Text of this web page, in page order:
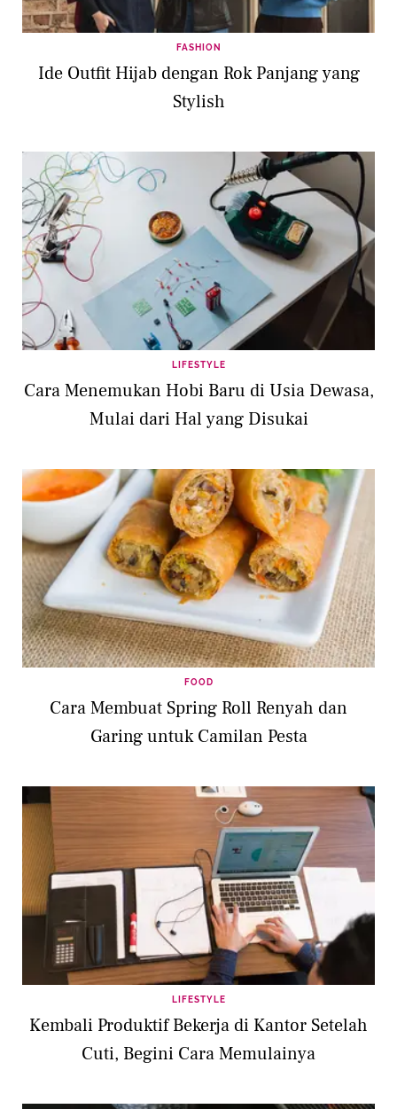
FASHION
Ide Outfit Hijab dengan Rok Panjang yang
Stylish
LIFESTYLE
Cara Menemukan Hobi Baru di Usia Dewasa,
Mulai dari Hal yang Disukai
FOOD
Cara Membuat Spring Roll Renyah dan
Garing untuk Camilan Pesta
LIFESTYLE
Kembali Produktif Bekerja di Kantor Setelah
Cuti, Begini Cara Memulainya